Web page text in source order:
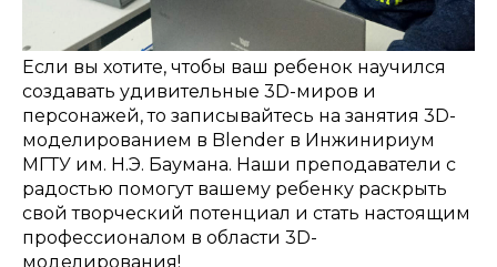
Если вы хотите, чтобы ваш ребенок научился
создавать удивительные 3D-миров и
персонажей, то записывайтесь на занятия 3D-
моделированием в Blender в Инжинириум
МГТУ им. Н.Э. Баумана. Наши преподаватели с
радостью помогут вашему ребенку раскрыть
свой творческий потенциал и стать настоящим
профессионалом в области 3D-
моделирования!